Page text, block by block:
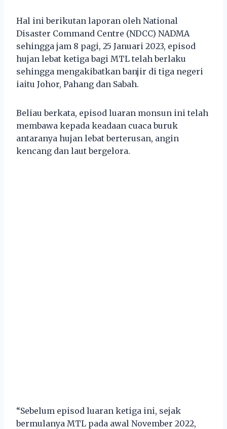
Hal ini berikutan laporan oleh National
Disaster Command Centre (NDCC) NADMA
sehingga jam 8 pagi, 25 Januari 2023, episod
hujan lebat ketiga bagi MTL telah berlaku
sehingga mengakibatkan banjir di tiga negeri
iaitu Johor, Pahang dan Sabah.
Beliau berkata, episod luaran monsun ini telah
membawa kepada keadaan cuaca buruk
antaranya hujan lebat berterusan, angin
kencang dan laut bergelora.
“Sebelum episod luaran ketiga ini, sejak
bermulanya MTL pada awal November 2022,